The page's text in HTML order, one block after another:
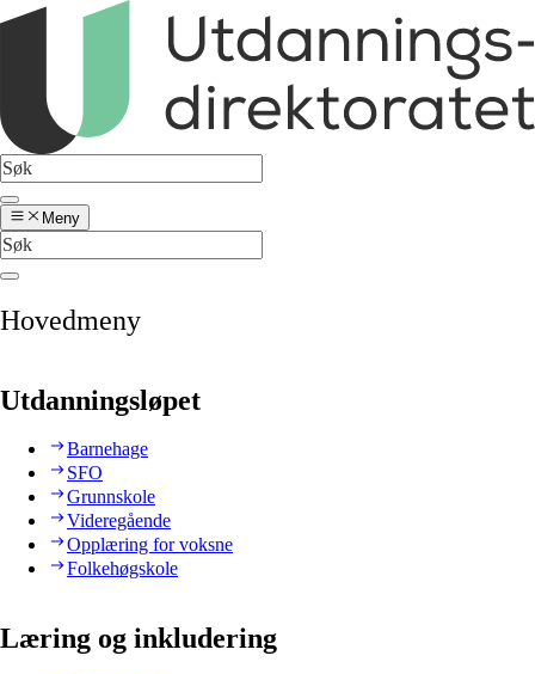
Meny
Hovedmeny
Utdanningsløpet
Barnehage
SFO
Grunnskole
Videregående
Opplæring for voksne
Folkehøgskole
Læring og inkludering